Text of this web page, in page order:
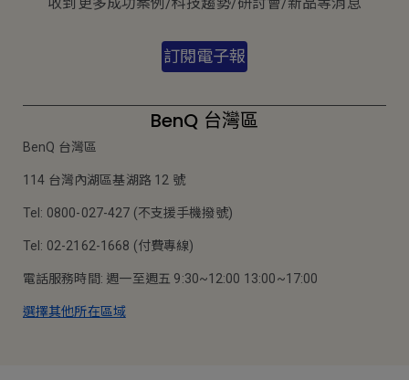
訂閱電子報
BenQ 台灣區
BenQ 台灣區
114 台灣內湖區基湖路 12 號
Tel: 0800-027-427 (不支援手機撥號)
Tel: 02-2162-1668 (付費專線)
電話服務時間: 週一至週五 9:30~12:00 13:00~17:00
選擇其他所在區域